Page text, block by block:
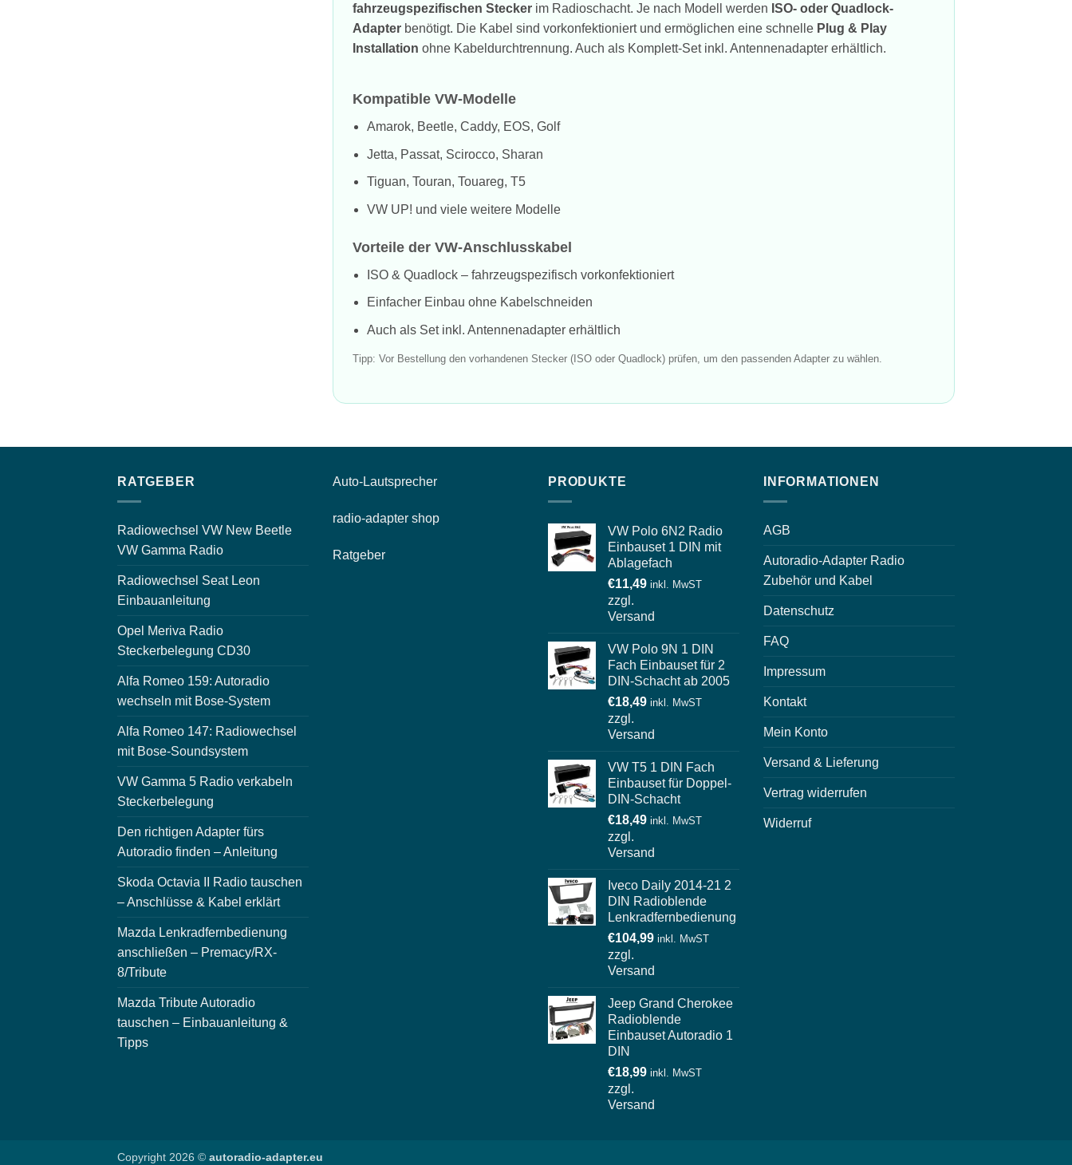
fahrzeugspezifischen Stecker im Radioschacht. Je nach Modell werden ISO- oder Quadlock-
Adapter benötigt. Die Kabel sind vorkonfektioniert und ermöglichen eine schnelle Plug & Play
Installation ohne Kabeldurchtrennung. Auch als Komplett-Set inkl. Antennenadapter erhältlich.
Kompatible VW-Modelle
Amarok, Beetle, Caddy, EOS, Golf
Jetta, Passat, Scirocco, Sharan
Tiguan, Touran, Touareg, T5
VW UP! und viele weitere Modelle
Vorteile der VW-Anschlusskabel
ISO & Quadlock – fahrzeugspezifisch vorkonfektioniert
Einfacher Einbau ohne Kabelschneiden
Auch als Set inkl. Antennenadapter erhältlich
Tipp: Vor Bestellung den vorhandenen Stecker (ISO oder Quadlock) prüfen, um den passenden Adapter zu wählen.
RATGEBER
Radiowechsel VW New Beetle
VW Gamma Radio
Radiowechsel Seat Leon
Einbauanleitung
Opel Meriva Radio
Steckerbelegung CD30
Alfa Romeo 159: Autoradio
wechseln mit Bose-System
Alfa Romeo 147: Radiowechsel
mit Bose-Soundsystem
VW Gamma 5 Radio verkabeln
Steckerbelegung
Den richtigen Adapter fürs
Autoradio finden – Anleitung
Skoda Octavia II Radio tauschen
– Anschlüsse & Kabel erklärt
Mazda Lenkradfernbedienung
anschließen – Premacy/RX-
8/Tribute
Mazda Tribute Autoradio
tauschen – Einbauanleitung &
Tipps
Auto-Lautsprecher
radio-adapter shop
Ratgeber
PRODUKTE
VW Polo 6N2 Radio
Einbauset 1 DIN mit
Ablagefach
€11,49 inkl. MwST
zzgl.
Versand
VW Polo 9N 1 DIN
Fach Einbauset für 2
DIN-Schacht ab 2005
€18,49 inkl. MwST
zzgl.
Versand
VW T5 1 DIN Fach
Einbauset für Doppel-
DIN-Schacht
€18,49 inkl. MwST
zzgl.
Versand
Iveco Daily 2014-21 2
DIN Radioblende
Lenkradfernbedienung
€104,99 inkl. MwST
zzgl.
Versand
Jeep Grand Cherokee
Radioblende
Einbauset Autoradio 1
DIN
€18,99 inkl. MwST
zzgl.
Versand
INFORMATIONEN
AGB
Autoradio-Adapter Radio
Zubehör und Kabel
Datenschutz
FAQ
Impressum
Kontakt
Mein Konto
Versand & Lieferung
Vertrag widerrufen
Widerruf
Copyright 2026 © autoradio-adapter.eu